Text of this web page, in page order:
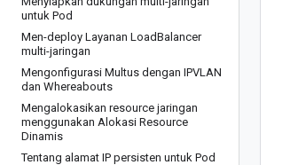
untuk Pod
Men-deploy Layanan LoadBalancer
multi-jaringan
Mengonfigurasi Multus dengan IPVLAN
dan Whereabouts
Mengalokasikan resource jaringan
menggunakan Alokasi Resource
Dinamis
Tentang alamat IP persisten untuk Pod